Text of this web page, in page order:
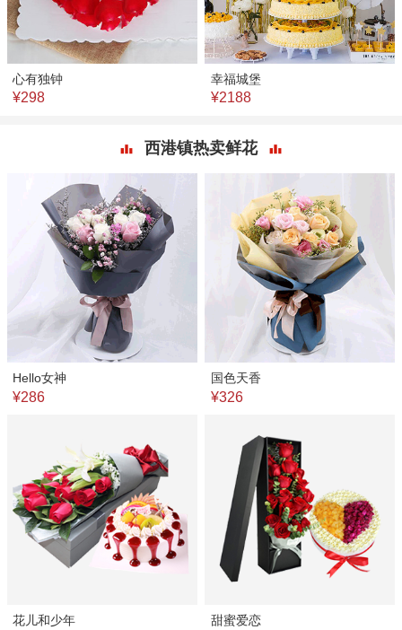
心有独钟
¥298
幸福城堡
¥2188
西港镇热卖鲜花
Hello女神
¥286
国色天香
¥326
花儿和少年 甜蜜爱恋